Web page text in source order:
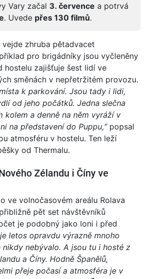
Vary začal 3. července a potrvá
. Uvede přes 130 filmů.
zhruba pětadvacet
pro brigádníky jsou vyčleněny
hostelu zajišťuje šest lidí ve
směnách v nepřetržitém provozu.
k parkování. Jsou tady i lidi,
od jeho počátků. Jedna slečna
kolem a denně na něm vyráží v
na představení do Puppu,“popsal
atmosféru v hostelu. Ten leží
od Thermalu.
Zélandu i Číny ve
ve volnočasovém areálu Rolava
pět set návštěvníků
je podobný jako loni i před
letos opravdu výrazně mnoho
nebývalo. A jsou tu i hosté z
a Číny. Hodně Španělů,
přeje počasí a atmosféra je v